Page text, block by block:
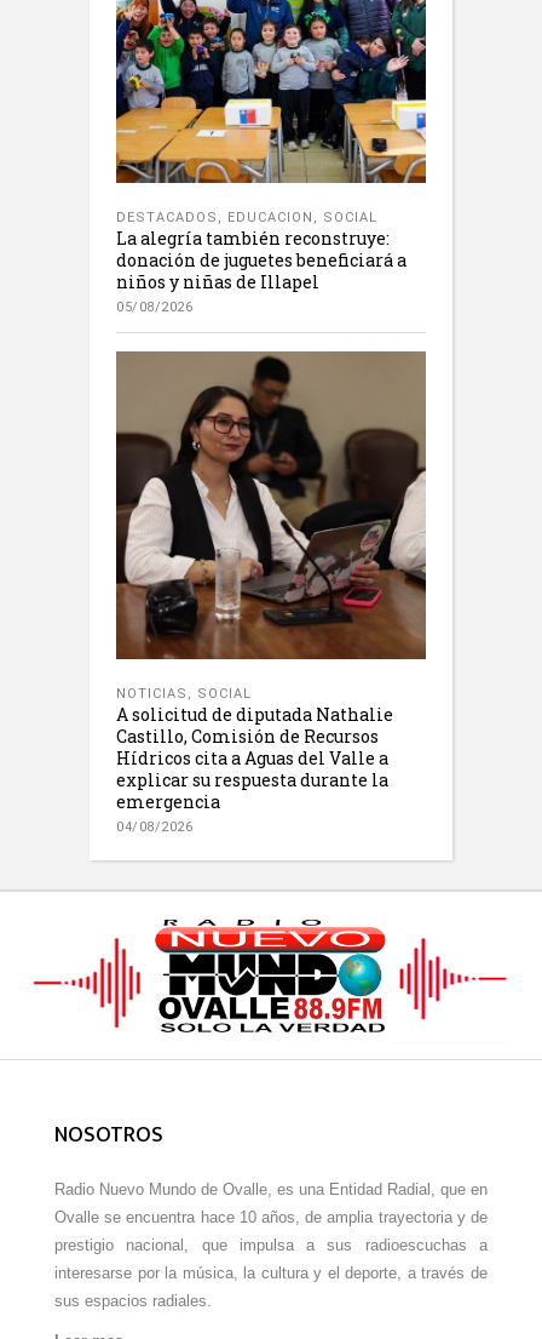
DESTACADOS , EDUCACION , SOCIAL
La alegría también reconstruye:
donación de juguetes beneficiará a
niños y niñas de Illapel
05/08/2026
NOTICIAS , SOCIAL
A solicitud de diputada Nathalie
Castillo, Comisión de Recursos
Hídricos cita a Aguas del Valle a
explicar su respuesta durante la
emergencia
04/08/2026
NOSOTROS
Radio Nuevo Mundo de Ovalle, es una Entidad Radial, que en
Ovalle se encuentra hace 10 años, de amplia trayectoria y de
prestigio nacional, que impulsa a sus radioescuchas a
interesarse por la música, la cultura y el deporte, a través de
sus espacios radiales.